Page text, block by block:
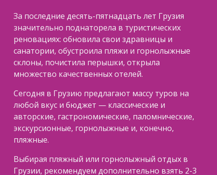
За последние десять-пятнадцать лет Грузия
значительно поднаторела в туристических
реновациях: обновила свои здравницы и
санатории, обустроила пляжи и горнолыжные
склоны, почистила перышки, открыла
множество качественных отелей.
Сегодня в Грузию предлагают массу туров на
любой вкус и бюджет — классические и
авторские, гастрономические, паломнические,
экскурсионные, горнолыжные и, конечно,
пляжные.
Выбирая пляжный или горнолыжный отдых в
Грузии, рекомендуем дополнительно взять 2-3